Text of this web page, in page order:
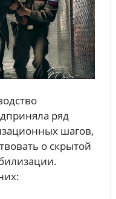
ряд
шагов,
о скрытой